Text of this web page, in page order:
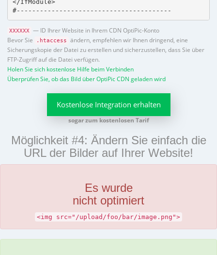
</IfModule>
#----------------------------------------
XXXXXX
— ID Ihrer Website in Ihrem CDN OptiPic-Konto
Bevor Sie
.htaccess
ändern, empfehlen wir Ihnen dringend, eine
Sicherungskopie der Datei zu erstellen und sicherzustellen, dass Sie über
FTP-Zugriff auf die Datei verfügen.
Holen Sie sich kostenlose Hilfe beim Verbinden
Überprüfen Sie, ob das Bild über OptiPic CDN geladen wird
Kostenlose Integration erhalten
sogar zum kostenlosen Tarif
Möglichkeit #4: Ändern Sie einfach die
URL der Bilder auf Ihrer Website!
Es wurde
nicht optimiert
<img src="/upload/foo/bar/image.png">